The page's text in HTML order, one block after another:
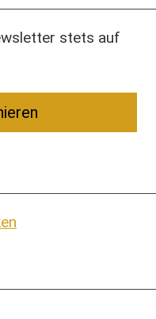
stets auf